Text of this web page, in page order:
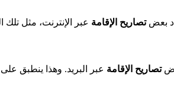
بعضتصاريح الإقامة عبر الإنترنت، مثل تلك
تصاريح الإقامة عبر البريد. وهذا ينطبق